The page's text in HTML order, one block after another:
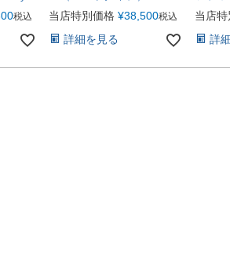
税込
当店特別価格 ¥38,500税込
詳細を見る
当店
詳